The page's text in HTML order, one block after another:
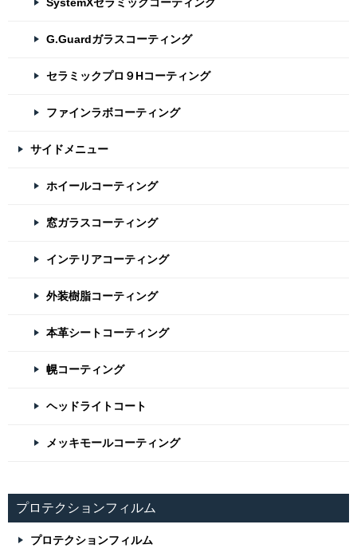
SystemXセラミックコーティング
G.Guardガラスコーティング
セラミックプロ９Hコーティング
ファインラボコーティング
サイドメニュー
ホイールコーティング
窓ガラスコーティング
インテリアコーティング
外装樹脂コーティング
本革シートコーティング
幌コーティング
ヘッドライトコート
メッキモールコーティング
プロテクションフィルム
プロテクションフィルム